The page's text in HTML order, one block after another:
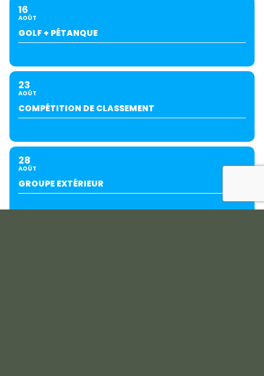
16
AOÛT
GOLF + PÉTANQUE
23
AOÛT
COMPÉTITION DE CLASSEMENT
28
AOÛT
GROUPE EXTÉRIEUR